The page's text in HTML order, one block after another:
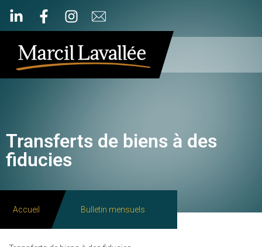
Transferts de biens à des
fiducies
Accueil Bulletin mensuels